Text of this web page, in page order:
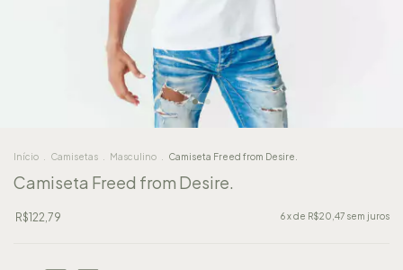
Início Camisetas Masculino Camiseta Freed from Desire.
Camiseta Freed from Desire.
R$122,79 6x de R$20,47 sem juros